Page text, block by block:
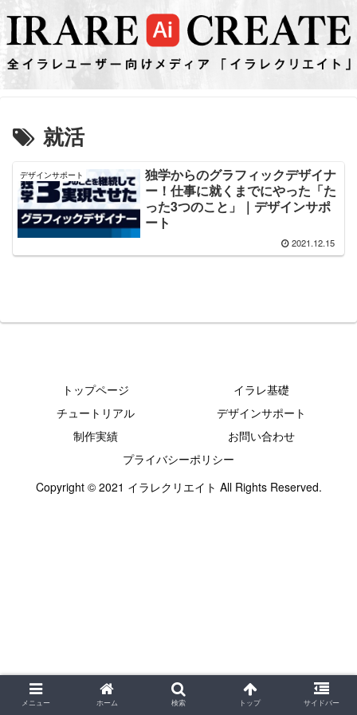
就活
デザインサポート
独学からのグラフィックデザイナ
ー！仕事に就くまでにやった「た
った3つのこと」｜デザインサポ
ート
2021.12.15
トップページ
イラレ基礎
チュートリアル
デザインサポート
制作実績
お問い合わせ
プライバシーポリシー
Copyright © 2021 イラレクリエイト All Rights Reserved.
メニュー ホーム 検索 トップ サイドバー